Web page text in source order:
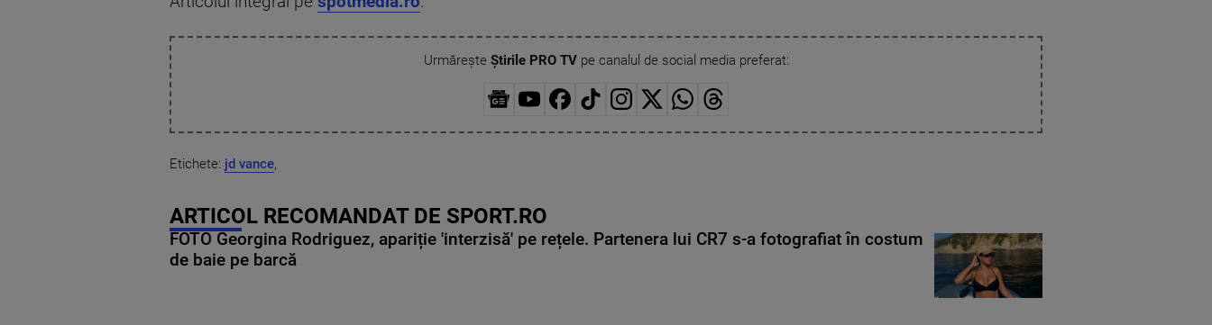
Urmărește Știrile PRO TVpe canalul de social media preferat:
Etichete: jd vance,
ARTICOL RECOMANDAT DE SPORT.RO
FOTO Georgina Rodriguez, apariție 'interzisă' pe rețele. Partenera lui CR7 s-a fotografiat în costum
de baie pe barcă